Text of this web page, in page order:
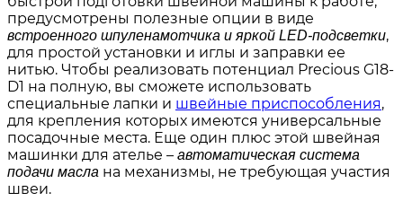
предусмотрены полезные опции в виде
встроенного шпуленамотчика и яркой LED-подсветки,
для простой установки и иглы и заправки ее
нитью. Чтобы реализовать потенциал Precious G18-
D1 на полную, вы сможете использовать
специальные лапки и швейные приспособления,
для крепления которых имеются универсальные
посадочные места. Еще один плюс этой швейная
машинки для ателье – автоматическая система
подачи масла на механизмы, не требующая участия
швеи.